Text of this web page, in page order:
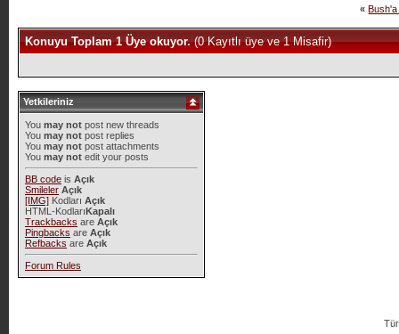
« Bush'a
Konuyu Toplam 1 Üye okuyor.(0 Kayıtlı üye ve 1 Misafir)
Yetkileriniz
You may notpost new threads
You may notpost replies
You may notpost attachments
You may notedit your posts
BB codeis Açık
Smileler Açık
[IMG]Kodları Açık
HTML-KodlarıKapalı
Trackbacks are Açık
Pingbacks are Açık
Refbacks are Açık
Forum Rules